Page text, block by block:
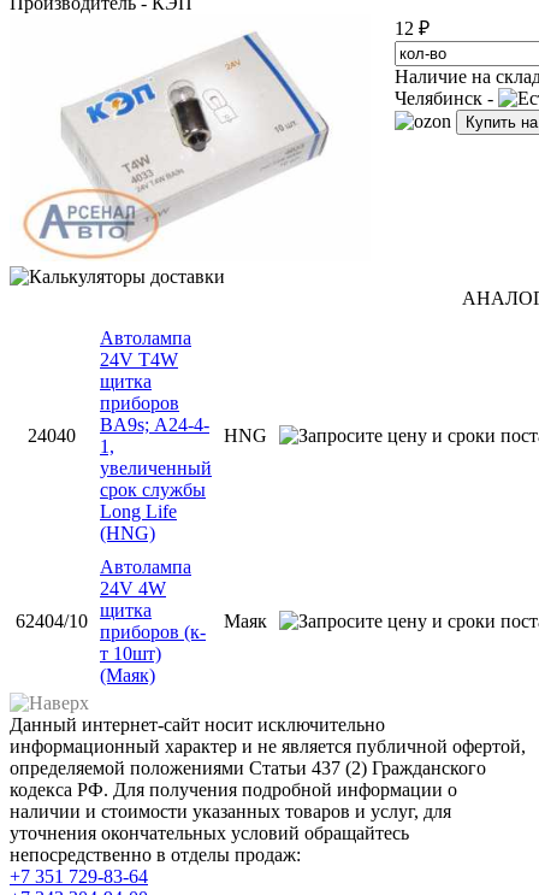
12 ₽
Наличие на
Челябинск -
Купить
24040
Автолампа
24V Т4W
щитка
приборов
BA9s; А24-4-
1,
увеличенный
срок службы
Long Life
(HNG)
HNG
62404/10
Автолампа
24V 4W
щитка
приборов (к-
т 10шт)
(Маяк)
Маяк
Данный интернет-сайт носит исключительно
информационный характер и не является публичной офертой,
определяемой положениями Статьи 437 (2) Гражданского
кодекса РФ. Для получения подробной информации о
наличии и стоимости указанных товаров и услуг, для
уточнения окончательных условий обращайтесь
непосредственно в отделы продаж:
+7 351 729-83-64